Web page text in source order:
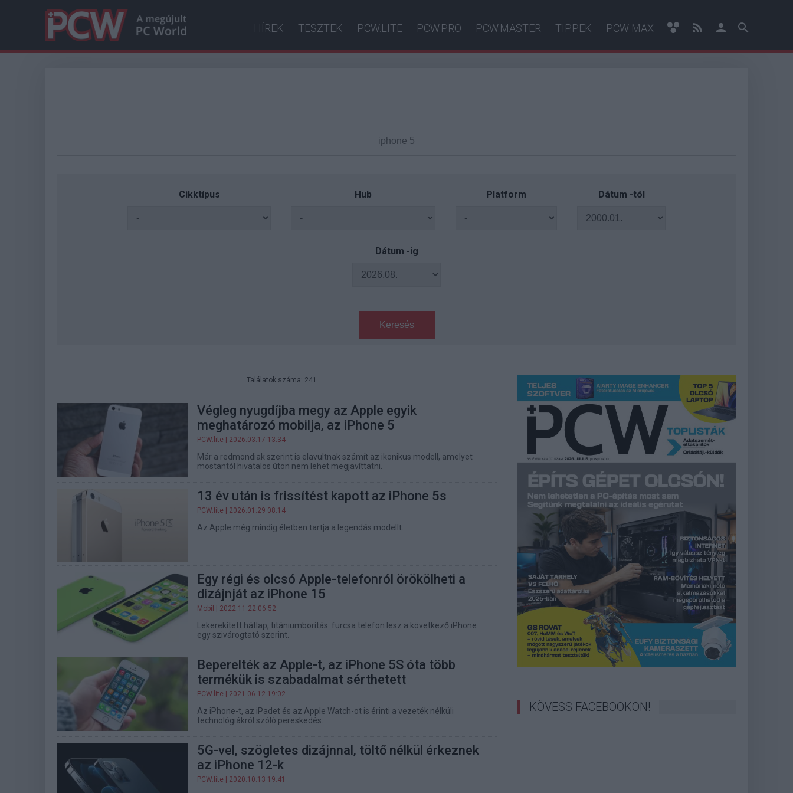
HÍREK TESZTEK PCW.LITE PCW.PRO PCW.MASTER TIPPEK PCW MAX
Cikktípus Hub Platform Dátum -tól
Dátum -ig
Keresés
Találatok száma: 241
Végleg nyugdíjba megy az Apple egyik
meghatározó mobilja, az iPhone 5
PCW.lite | 2026.03.17 13:34
Már a redmondiak szerint is elavultnak számít az ikonikus modell, amelyet
mostantól hivatalos úton nem lehet megjavíttatni.
13 év után is frissítést kapott az iPhone 5s
PCW.lite | 2026.01.29 08:14
Az Apple még mindig életben tartja a legendás modellt.
Egy régi és olcsó Apple-telefonról örökölheti a
dizájnját az iPhone 15
Mobil | 2022.11.22 06:52
Lekerekített hátlap, titániumborítás: furcsa telefon lesz a következő iPhone
egy szivárogtató szerint.
Beperelték az Apple-t, az iPhone 5S óta több
termékük is szabadalmat sérthetett
PCW.lite | 2021.06.12 19:02
Az iPhone-t, az iPadet és az Apple Watch-ot is érinti a vezeték nélküli
technológiákról szóló pereskedés.
5G-vel, szögletes dizájnnal, töltő nélkül érkeznek
az iPhone 12-k
PCW.lite | 2020.10.13 19:41
KÖVESS FACEBOOKON!